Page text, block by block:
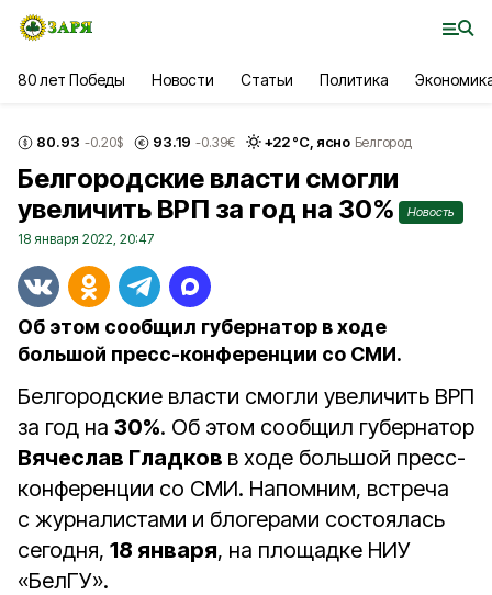
80 лет Победы Новости Статьи Политика
80.93 -0.20$ 93.19 -0.39€ +22°С, ясно Белгород
Белгородские власти смогли
увеличить ВРП за год на 30%
Новость
18 января 2022, 20:47
Об этом сообщил губернатор в ходе
большой пресс-конференции со СМИ.
Белгородские власти смогли увеличить ВРП
за год на 30%. Об этом сообщил губернатор
Вячеслав Гладков в ходе большой пресс-
конференции со СМИ. Напомним, встреча
с журналистами и блогерами состоялась
сегодня, 18 января, на площадке НИУ
«БелГУ».